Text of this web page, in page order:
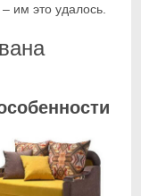
им это удалось.